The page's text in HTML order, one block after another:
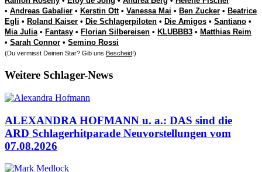
• Andreas Gabalier • Kerstin Ott• Vanessa Mai • Ben Zucker • Beatrice
Egli • Roland Kaiser • Die Schlagerpiloten • Die Amigos • Santiano •
Mia Julia• Fantasy • Florian Silbereisen • KLUBBB3 • Matthias Reim
• Sarah Connor • Semino Rossi
(Du vermisst Deinen Star? Gib uns Bescheid!)
Weitere Schlager-News
ALEXANDRA HOFMANN u. a.: DAS sind die
ARD Schlagerhitparade Neuvorstellungen vom
07.08.2026